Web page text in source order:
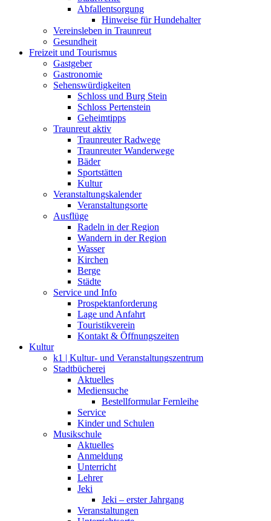
Abfallentsorgung
Hinweise für Hundehalter
Vereinsleben in Traunreut
Gesundheit
Freizeit und Tourismus
Gastgeber
Gastronomie
Sehenswürdigkeiten
Schloss und Burg Stein
Schloss Pertenstein
Geheimtipps
Traunreut aktiv
Traunreuter Radwege
Traunreuter Wanderwege
Bäder
Sportstätten
Kultur
Veranstaltungskalender
Veranstaltungsorte
Ausflüge
Radeln in der Region
Wandern in der Region
Wasser
Kirchen
Berge
Städte
Service und Info
Prospektanforderung
Lage und Anfahrt
Touristikverein
Kontakt & Öffnungszeiten
Kultur
k1 | Kultur- und Veranstaltungszentrum
Stadtbücherei
Aktuelles
Mediensuche
Bestellformular Fernleihe
Service
Kinder und Schulen
Musikschule
Aktuelles
Anmeldung
Unterricht
Lehrer
Jeki
Jeki – erster Jahrgang
Veranstaltungen